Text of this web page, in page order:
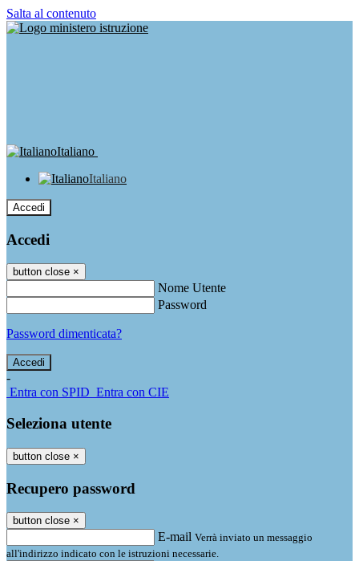
Salta al contenuto
Italiano
Italiano
Accedi
Accedi
button close ×
Nome Utente
Password
Password dimenticata?
-
Entra con SPID Entra con CIE
Seleziona utente
button close ×
Recupero password
button close ×
E-mail Verrà inviato un messaggio
all'indirizzo indicato con le istruzioni necessarie.